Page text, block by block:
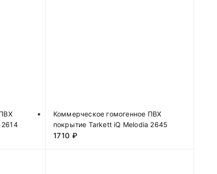
2614
Коммерческое гомогенное ПВХ
покрытие Tarkett iQ Melodia 2645
1710₽